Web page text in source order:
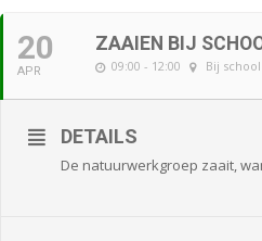
20
APR
ZAAIEN BIJ
09:00 - 12:00 Bij school
DETAILS
De natuurwerkgroep zaait,